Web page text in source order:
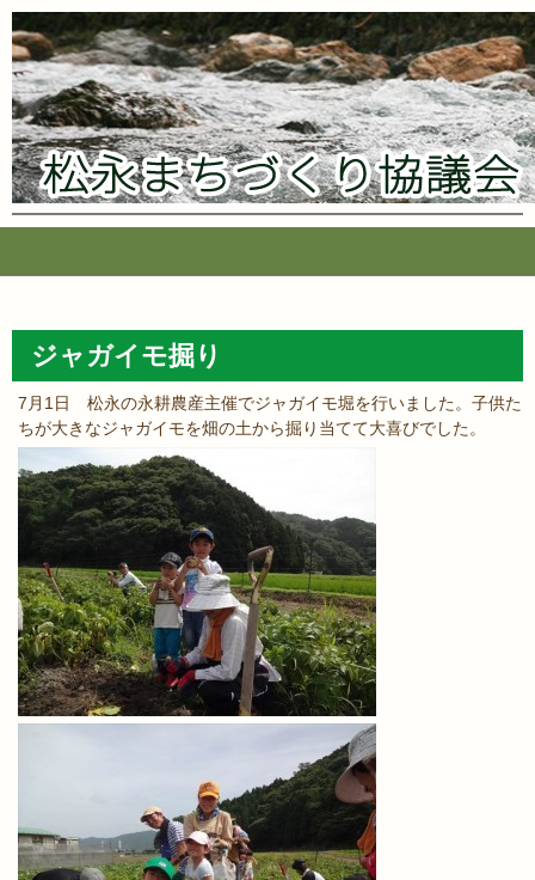
へ
ス
キ
ッ
プ
ジャガイモ掘り
7月1日 松永の永耕農産主催でジャガイモ堀を行いました。子供た
ちが大きなジャガイモを畑の土から掘り当てて大喜びでした。